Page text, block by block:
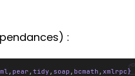
:
, pear , tidy , soap , bcmath , xmlrpc}